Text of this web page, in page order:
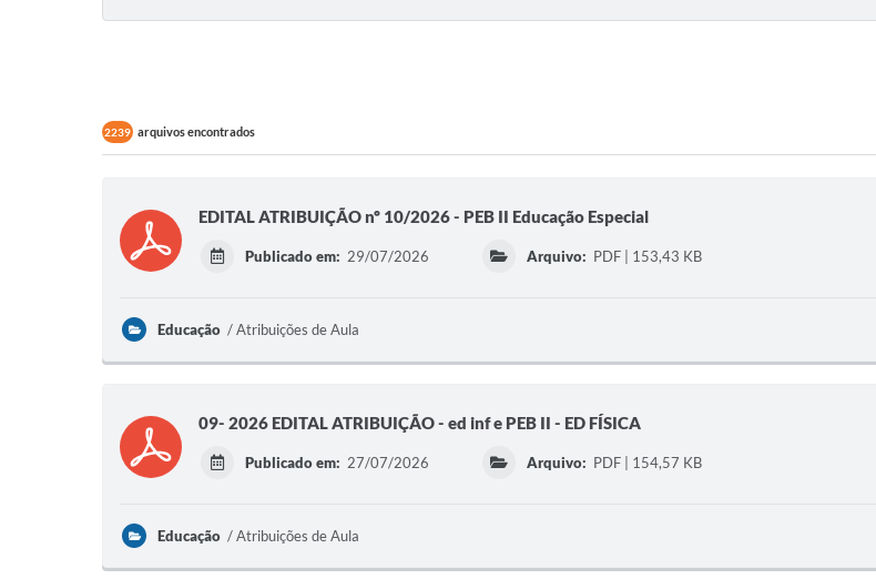
2239 arquivos encontrados
EDITAL ATRIBUIÇÃO nº 10/2026 - PEB II Educação Especial
Publicado em: 29/07/2026 Arquivo: PDF | 153,43 KB
Educação Atribuições de Aula
09- 2026 EDITAL ATRIBUIÇÃO - ed inf e PEB II - ED FÍSICA
Publicado em: 27/07/2026 Arquivo: PDF | 154,57 KB
Educação Atribuições de Aula